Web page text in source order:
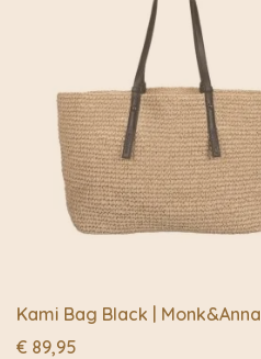
Kami Bag Black | Monk&Anna
€ 89,95